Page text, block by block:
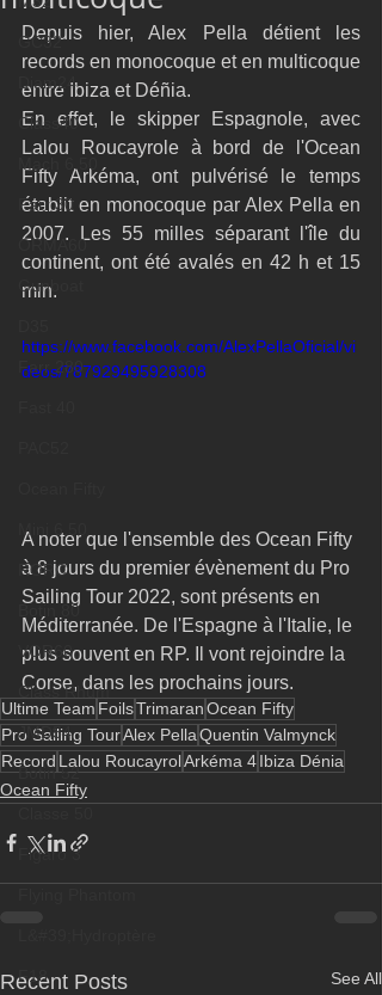
GC32
Diam24
Class40
Farr 30
ORMA60
Gunboat
Farr 280
Mini 6.50
RORC
Botin 80
VOR60
Class Rhum
JMD54
Botin 52
Figaro 3
F18
Depuis hier, Alex Pella détient les
records en monocoque et en multicoque
entre Ibiza et Déñia.
En effet, le skipper Espagnole, avec
Lalou Roucayrole à bord de l'Ocean
Fifty Arkéma, ont pulvérisé le temps
établit en monocoque par Alex Pella en
2007. Les 55 milles séparant l'île du
continent, ont été avalés en 42 h et 15
min.
https://www.facebook.com/AlexPellaOficial/vi
deos/787929495928308
A noter que l'ensemble des Ocean Fifty
à 8 jours du premier évènement du Pro
Sailing Tour 2022, sont présents en
Méditerranée. De l'Espagne à l'Italie, le
plus souvent en RP. Il vont rejoindre la
Corse, dans les prochains jours.
Ultime Team FoilsTrimaranOcean Fifty
Pro Sailing TourAlex PellaQuentin Valmynck
Record Lalou RoucayrolArkéma 4Ibiza Dénia
Ocean Fifty
Recent Posts See All